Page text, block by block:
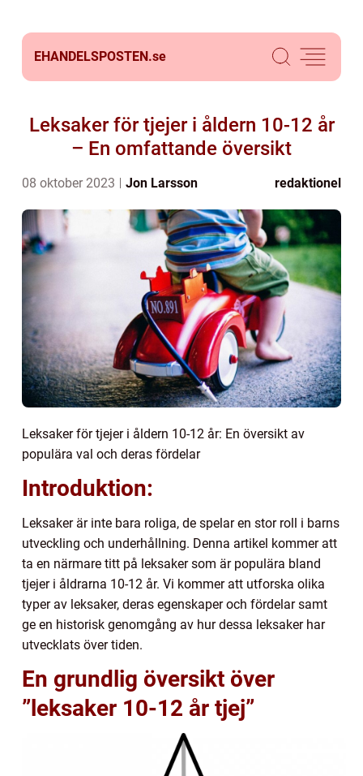
EHANDELSPOSTEN.se
Leksaker för tjejer i åldern 10-12 år
– En omfattande översikt
08 oktober 2023 Jon Larsson redaktionel
Leksaker för tjejer i åldern 10-12 år: En översikt av
populära val och deras fördelar
Introduktion:
Leksaker är inte bara roliga, de spelar en stor roll i barns
utveckling och underhållning. Denna artikel kommer att
ta en närmare titt på leksaker som är populära bland
tjejer i åldrarna 10-12 år. Vi kommer att utforska olika
typer av leksaker, deras egenskaper och fördelar samt
ge en historisk genomgång av hur dessa leksaker har
utvecklats över tiden.
En grundlig översikt över
”leksaker 10-12 år tjej”